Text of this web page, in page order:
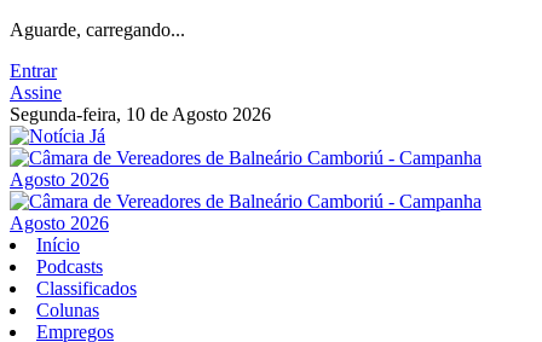
Aguarde, carregando...
Entrar
Assine
Segunda-feira, 10 de Agosto 2026
Início
Podcasts
Classificados
Colunas
Empregos